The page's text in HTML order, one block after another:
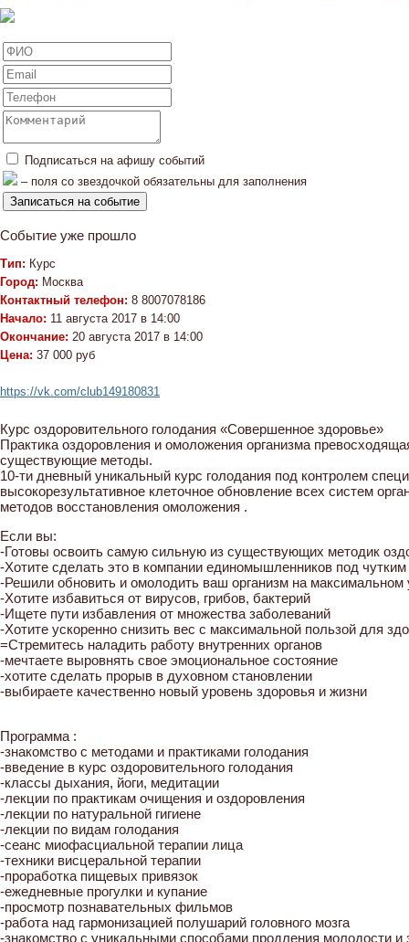
Подписаться на афишу событий
– поля со звездочкой обязательны для заполнения
Событие уже прошло
Тип: Курс
Город: Москва
Контактный телефон: 8 8007078186
Начало: 11 августа 2017 в 14:00
Окончание: 20 августа 2017 в 14:00
Цена: 37 000 руб
https://vk.com/club149180831
Курс оздоровительного голодания «Совершенное здоровье»
Практика оздоровления и омоложения организма
существующие методы.
10-ти дневный уникальный курс голодания под контролем
высокорезультативное клеточное обновление всех систем
методов восстановления омоложения .
Если вы:
-Готовы освоить самую сильную из существующих методик
-Хотите сделать это в компании единомышленников под
-Решили обновить и омолодить ваш организм на максимальном
-Хотите избавиться от вирусов, грибов, бактерий
-Ищете пути избавления от множества заболеваний
-Хотите ускоренно снизить вес с максимальной пользой для
=Стремитесь наладить работу внутренних органов
-мечтаете выровнять свое эмоциональное состояние
-хотите сделать прорыв в духовном становлении
-выбираете качественно новый уровень здоровья и жизни
Программа :
-знакомство с методами и практиками голодания
-введение в курс оздоровительного голодания
-классы дыхания, йоги, медитации
-лекции по практикам очищения и оздоровления
-лекции по натуральной гигиене
-лекции по видам голодания
-сеанс миофасциальной терапии лица
-техники висцеральной терапии
-проработка пищевых привязок
-ежедневные прогулки и купание
-просмотр познавательных фильмов
-работа над гармонизацией полушарий головного мозга
-знакомство с уникальными способами продления молодости и